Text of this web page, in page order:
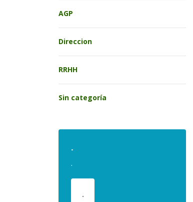
AGP
Direccion
RRHH
Sin categoría
.
.
.